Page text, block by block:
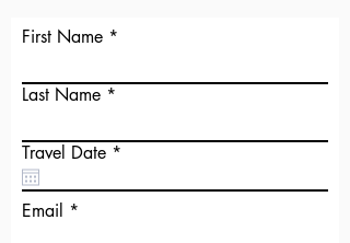
First Name
Last Name
Travel Date *
q
Email